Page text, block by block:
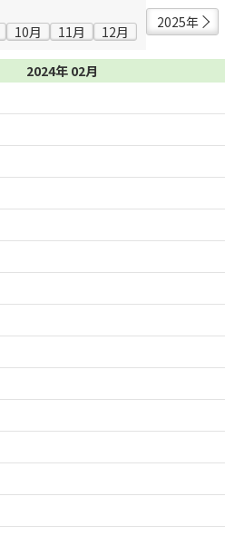
10月 11月 12月
2025年
2024年 02月